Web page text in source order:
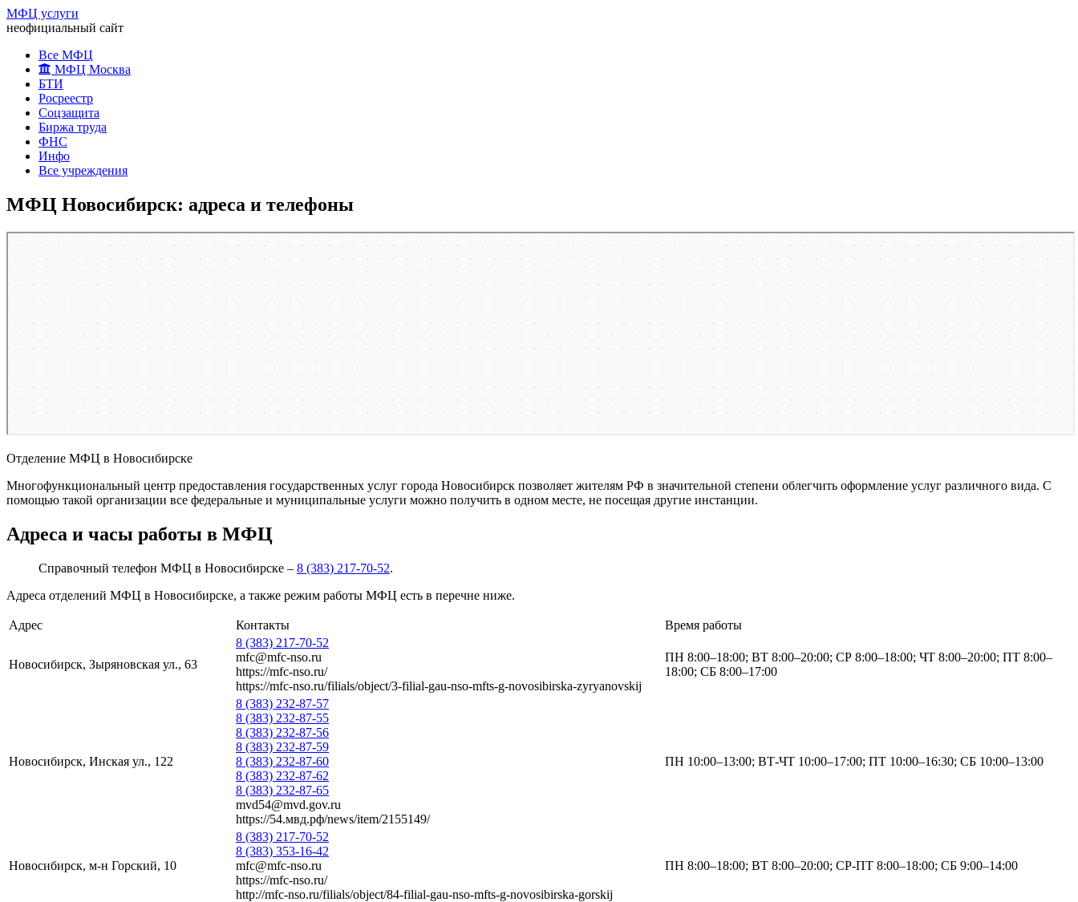
МФЦ услуги
неофициальный сайт
Все МФЦ
МФЦ Москва
БТИ
Росреестр
Соцзащита
Биржа труда
ФНС
Инфо
Все учреждения
МФЦ Новосибирск: адреса и телефоны
Отделение МФЦ в Новосибирске
Многофункциональный центр предоставления государственных услуг города Новосибирск позволяет жителям РФ в значительной степени облегчить оформление услуг различного вида. С
помощью такой организации все федеральные и муниципальные услуги можно получить в одном месте, не посещая другие инстанции.
Адреса и часы работы в МФЦ
Справочный телефон МФЦ в Новосибирске – 8 (383) 217-70-52.
Адреса отделений МФЦ в Новосибирске, а также режим работы МФЦ есть в перечне ниже.
Адрес Контакты Время работы
Новосибирск, Зыряновская ул., 63
8 (383) 217-70-52
mfc@mfc-nso.ru
https://mfc-nso.ru/
https://mfc-nso.ru/filials/object/3-filial-gau-nso-mfts-g-novosibirska-zyryanovskij
ПН 8:00–18:00; ВТ 8:00–20:00; СР 8:00–18:00; ЧТ 8:00–20:00; ПТ 8:00–
18:00; СБ 8:00–17:00
Новосибирск, Инская ул., 122
8 (383) 232-87-57
8 (383) 232-87-55
8 (383) 232-87-56
8 (383) 232-87-59
8 (383) 232-87-60
8 (383) 232-87-62
8 (383) 232-87-65
mvd54@mvd.gov.ru
https://54.мвд.рф/news/item/2155149/
ПН 10:00–13:00; ВТ-ЧТ 10:00–17:00; ПТ 10:00–16:30; СБ 10:00–13:00
Новосибирск, м-н Горский, 10
8 (383) 217-70-52
8 (383) 353-16-42
mfc@mfc-nso.ru
https://mfc-nso.ru/
http://mfc-nso.ru/filials/object/84-filial-gau-nso-mfts-g-novosibirska-gorskij
ПН 8:00–18:00; ВТ 8:00–20:00; СР-ПТ 8:00–18:00; СБ 9:00–14:00